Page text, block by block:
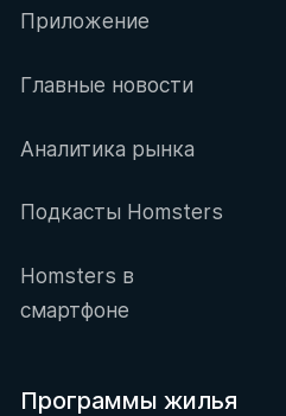
Приложение
Главные новости
Аналитика рынка
Подкасты Homsters
Homsters в
смартфоне
Программы жилья